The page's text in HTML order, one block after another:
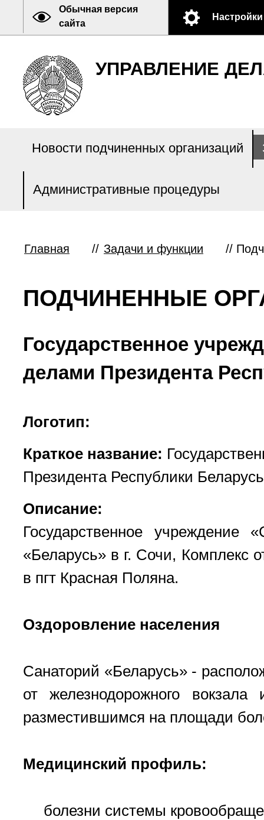
Обычная версия
сайта
Настройки
УПРАВЛЕНИЕ
Новости подчиненных организаций
Административные процедуры
Главная // Задачи и функции //
ПОДЧИНЕННЫЕ
Государственное
делами Президента
Логотип:
Краткое название:
Президента Республики
Описание:
Государственное учреждение
«Беларусь» в г. Сочи, Комплекс
в пгт Красная Поляна.
Оздоровление населения
Санаторий «Беларусь» -
от железнодорожного
разместившимся на площади
Медицинский профиль:
болезни системы